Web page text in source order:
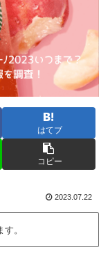
はてブ
コピー
2023.07.22
。